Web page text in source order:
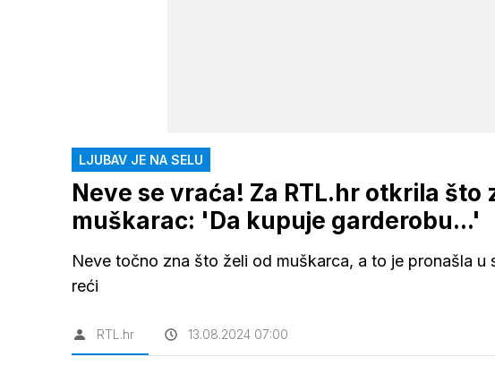
LJUBAV JE NA SELU
Neve se vraća! Za RTL.hr otkrila što
muškarac: 'Da kupuje garderobu...'
Neve točno zna što želi od muškarca, a to je pronašla
reći
RTL.hr 13.08.2024 07:00